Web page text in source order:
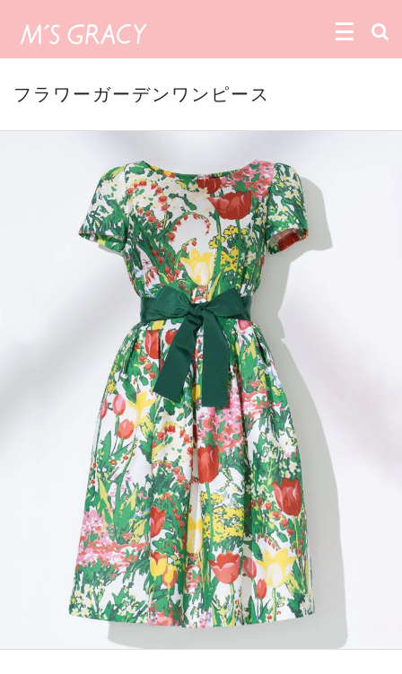
フラワーガーデンワンピース